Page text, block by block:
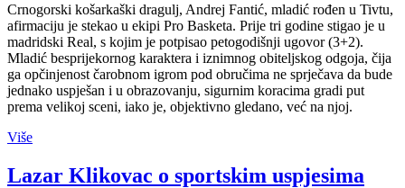
Crnogorski košarkaški dragulj, Andrej Fantić, mladić rođen u Tivtu,
afirmaciju je stekao u ekipi Pro Basketa. Prije tri godine stigao je u
madridski Real, s kojim je potpisao petogodišnji ugovor (3+2).
Mladić besprijekornog karaktera i iznimnog obiteljskog odgoja, čija
ga opčinjenost čarobnom igrom pod obručima ne sprječava da bude
jednako uspješan i u obrazovanju, sigurnim koracima gradi put
prema velikoj sceni, iako je, objektivno gledano, već na njoj.
Više
Lazar Klikovac o sportskim uspjesima